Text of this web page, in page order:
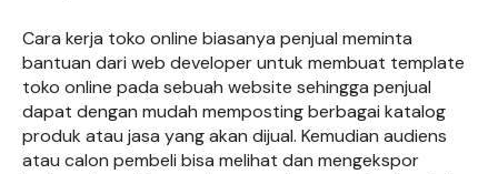
Cara kerja toko online biasanya penjual meminta
bantuan dari web developer untuk membuat template
toko online pada sebuah website sehingga penjual
dapat dengan mudah memposting berbagai katalog
produk atau jasa yang akan dijual. Kemudian audiens
atau calon pembeli bisa melihat dan mengekspor